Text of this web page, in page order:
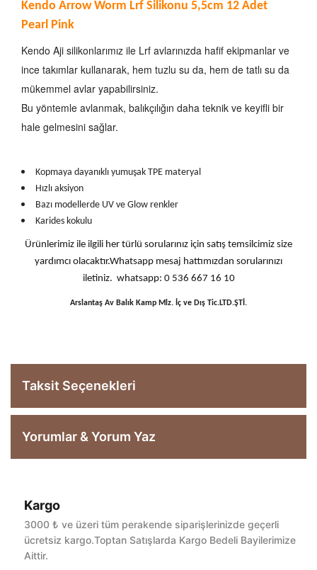
Kendo Arrow Worm Lrf Silikonu 5,5cm 12 Adet
Pearl Pink
Kendo Aji silikonlarımız ile Lrf avlarınızda hafif ekipmanlar ve
ince takımlar kullanarak, hem tuzlu su da, hem de tatlı su da
mükemmel avlar yapabilirsiniz.
Bu yöntemle avlanmak, balıkçılığın daha teknik ve keyifli bir
hale gelmesini sağlar.
Kopmaya dayanıklı yumuşak TPE materyal
Hızlı aksiyon
Bazı modellerde UV ve Glow renkler
Karides kokulu
Ürünlerimiz ile ilgili her türlü sorularınız için satış temsilcimiz size
yardımcı olacaktır.Whatsapp mesaj hattımızdan sorularınızı
iletiniz. whatsapp: 0 536 667 16 10
Arslantaş Av Balık Kamp Mlz. İç ve Dış Tic.LTD.ŞTİ.
Taksit Seçenekleri
Yorumlar & Yorum Yaz
Bu ürüne ilk yorumu siz yapın!
Kargo
3000 ₺ ve üzeri tüm perakende siparişlerinizde geçerli
ücretsiz kargo.Toptan Satışlarda Kargo Bedeli Bayilerimize
Aittir.